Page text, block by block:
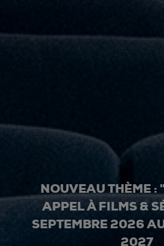
NOUVEAU THÈME :
APPEL À FILMS &
SEPTEMBRE 2026
2027